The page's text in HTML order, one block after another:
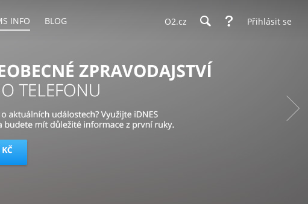
INFO BLOG O2.cz Přihlásit se